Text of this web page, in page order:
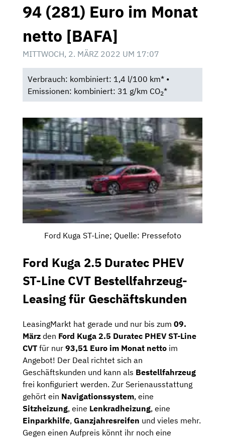
94 (281) Euro im Monat
netto [BAFA]
MITTWOCH, 2. MÄRZ 2022 UM 17:07
Verbrauch: kombiniert: 1,4 l/100 km* •
Emissionen: kombiniert: 31 g/km CO2*
Ford Kuga ST-Line; Quelle: Pressefoto
Ford Kuga 2.5 Duratec PHEV
ST-Line CVT Bestellfahrzeug-
Leasing für Geschäftskunden
LeasingMarkt hat gerade und nur bis zum 09.
März den Ford Kuga 2.5 Duratec PHEV ST-Line
CVT für nur 93,51 Euro im Monat netto im
Angebot! Der Deal richtet sich an
Geschäftskunden und kann als Bestellfahrzeug
frei konfiguriert werden. Zur Serienausstattung
gehört ein Navigationssystem, eine
Sitzheizung, eine Lenkradheizung, eine
Einparkhilfe, Ganzjahresreifen und vieles mehr.
Gegen einen Aufpreis könnt ihr noch eine